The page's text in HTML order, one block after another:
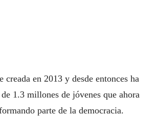
en 2013 y desde entonces ha
1.3 millones de jóvenes que ahora
parte de la democracia.